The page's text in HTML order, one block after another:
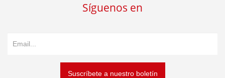
Síguenos en
Suscríbete a nuestro boletín